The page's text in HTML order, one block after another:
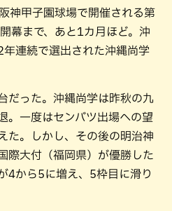
神甲子園球場で開催される第
幕まで、あと1カ月ほど。沖
連続で選出された沖縄尚学
だった。沖縄尚学は昨秋の九
。一度はセンバツ出場への望
た。しかし、その後の明治神
際大付（福岡県）が優勝した
4から5に増え、5枠目に滑り